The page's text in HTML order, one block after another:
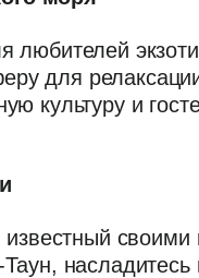
любителей
для
культуру и
известный
Таун,